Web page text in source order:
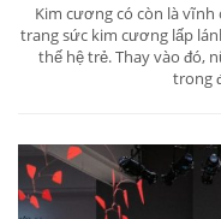
Kim cương có còn là
trang sức kim cương lấp
thế hệ trẻ. Thay vào đó,
trong